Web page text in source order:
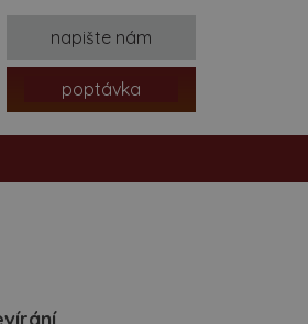
napište nám
poptávka